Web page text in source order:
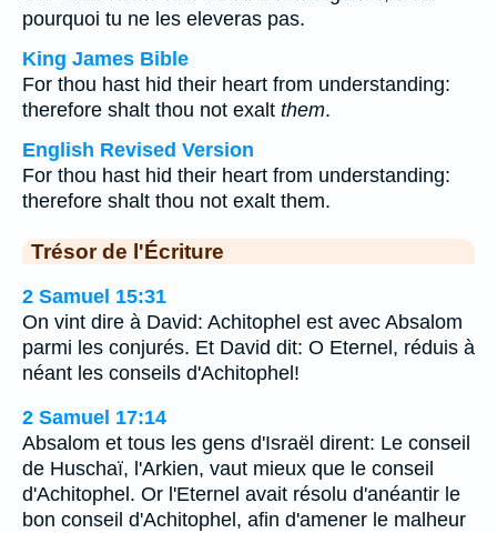
pourquoi tu ne les eleveras pas.
King James Bible
For thou hast hid their heart from understanding:
therefore shalt thou not exalt them.
English Revised Version
For thou hast hid their heart from understanding:
therefore shalt thou not exalt them.
Trésor de l'Écriture
2 Samuel 15:31
On vint dire à David: Achitophel est avec Absalom
parmi les conjurés. Et David dit: O Eternel, réduis à
néant les conseils d'Achitophel!
2 Samuel 17:14
Absalom et tous les gens d'Israël dirent: Le conseil
de Huschaï, l'Arkien, vaut mieux que le conseil
d'Achitophel. Or l'Eternel avait résolu d'anéantir le
bon conseil d'Achitophel, afin d'amener le malheur